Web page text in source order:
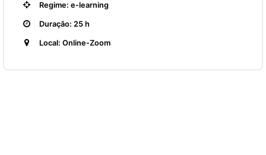
Regime: e-learning
Duração: 25 h
Local: Online-Zoom